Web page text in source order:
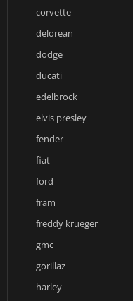
corvette
delorean
dodge
ducati
edelbrock
elvis presley
fender
fiat
ford
fram
freddy krueger
gmc
gorillaz
harley